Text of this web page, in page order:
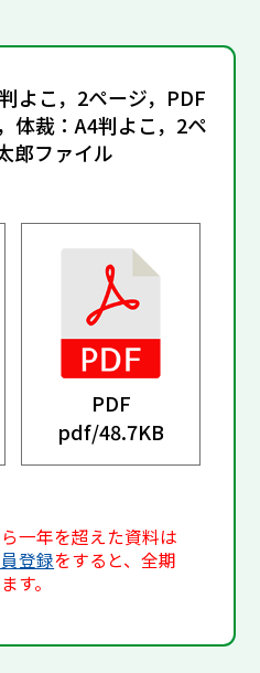
よこ，2ページ，PDF
体裁：A4判よこ，2ペ
郎ファイル
PDF
pdf/48.7KB
一年を超えた資料は
登録をすると、全期
す。